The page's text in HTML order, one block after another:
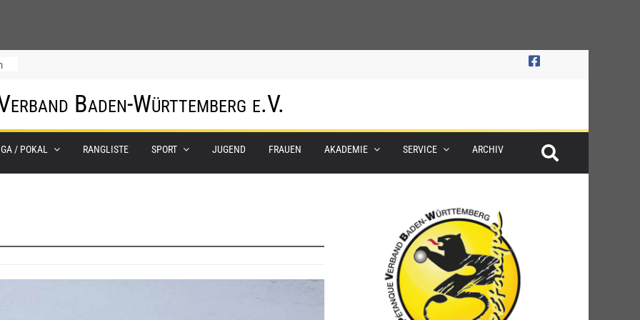
Baden-Württemberg e.V.
/ POKAL RANGLISTE SPORT JUGEND FRAUEN AKADEMIE SERVICE ARCHIV